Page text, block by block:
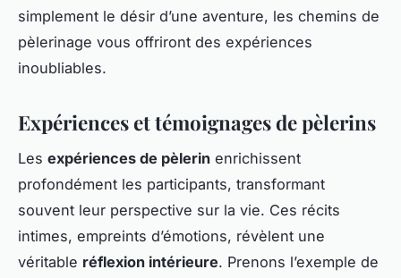
simplement le désir d’une aventure, les chemins de
pèlerinage vous offriront des expériences
inoubliables.
Expériences et témoignages de pèlerins
Les expériences de pèlerin enrichissent
profondément les participants, transformant
souvent leur perspective sur la vie. Ces récits
intimes, empreints d’émotions, révèlent une
véritable réflexion intérieure. Prenons l’exemple de